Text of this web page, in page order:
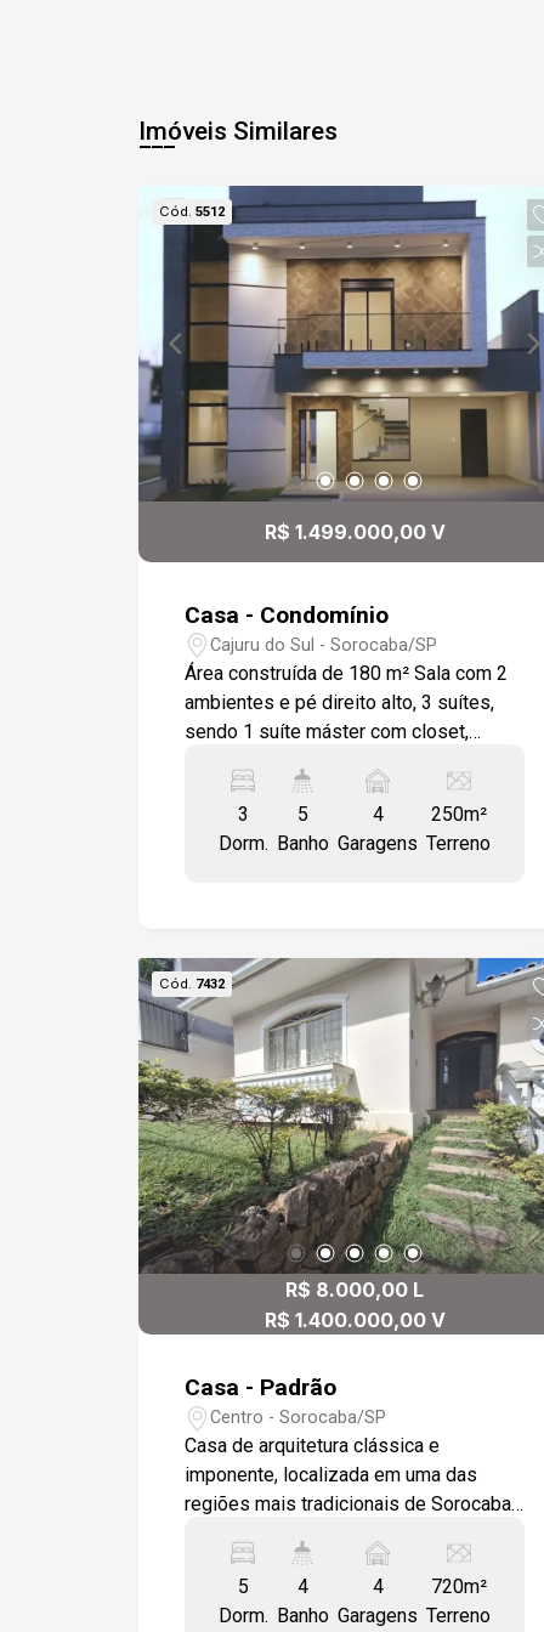
Imóveis Similares
Cód. 5512
R$ 1.499.000,00 V
Casa - Condomínio
Cajuru do Sul - Sorocaba/SP
Área construída de 180 m² Sala com 2
ambientes e pé direito alto, 3 suítes,
sendo 1 suíte máster com closet,
Estelar, Home office, Lavabo, Área
técnica para boiler e condensador.
Infraestrutura de ponta: Sistema de
Google Assistente). Lazer e Conforto:
Piscina com prainha, cascata e
iluminação em LED, Fogo de chão
(Fireplace), Área gourmet com
churrasqueira e fechadura digital,
Persianas integradas e automatizadas
(suíte máster e suíte 2), Projeto
luminotécnico em LED, Portas da
Pormade.
3
Dorm.
5
Banho
4
Garagens
250m²
Terreno
Cód. 7432
R$ 8.000,00 L
R$ 1.400.000,00 V
Casa - Padrão
Centro - Sorocaba/SP
Casa de arquitetura clássica e
imponente, localizada em uma das
regiões mais tradicionais de Sorocaba.
ou instalação de clínicas, escritórios,
escolas, coworkings e outros
empreendimentos. O imóvel conta com:
5
Dorm.
4
Banho
4
Garagens
720m²
Terreno